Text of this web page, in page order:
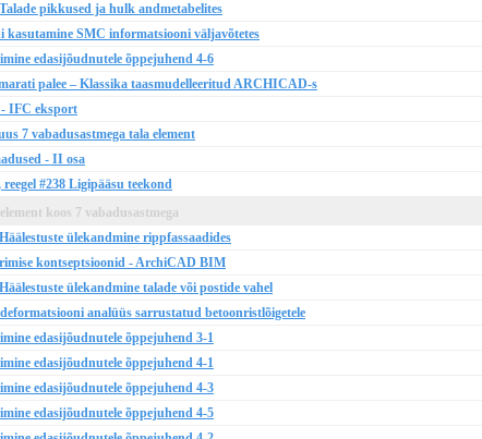
pikkused ja hulk andmetabelites
kasutamine SMC informatsiooni väljavõtetes
edasijõudnutele õppejuhend 4-6
palee – Klassika taasmudelleeritud ARCHICAD-s
IFC eksport
7 vabadusastmega tala element
- II osa
#238 Ligipääsu teekond
koos 7 vabadusastmega
ülekandmine rippfassaadides
kontseptsioonid - ArchiCAD BIM
ülekandmine talade või postide vahel
analüüs sarrustatud betoonristlõigetele
edasijõudnutele õppejuhend 3-1
edasijõudnutele õppejuhend 4-1
edasijõudnutele õppejuhend 4-3
edasijõudnutele õppejuhend 4-5